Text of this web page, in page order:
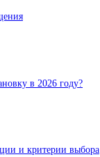
в 2026 году?
и критерии выбора